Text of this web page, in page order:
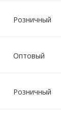
Розничный
Оптовый
Розничный